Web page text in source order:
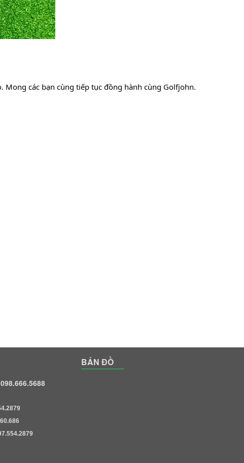
Mong các bạn cùng tiếp tục đồng hành cùng Golfjohn.
BẢN ĐỒ